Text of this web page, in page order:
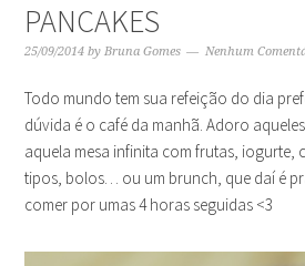
PANCAKES
25/09/2014 byBruna Gomes Nenhum
Todo mundo tem sua refeição do dia
dúvida é o café da manhã. Adoro
aquela mesa infinita com frutas, iogurte,
tipos, bolos… ou um brunch, que daí é
comer por umas 4 horas seguidas <3